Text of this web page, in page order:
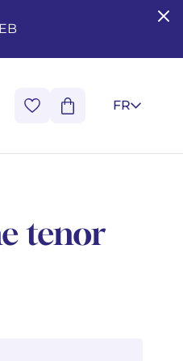
FR
tenor